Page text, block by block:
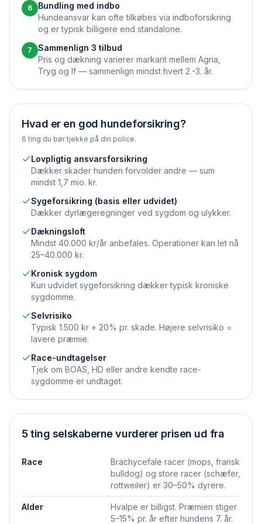
6
Bundling med indbo
Hundeansvar kan ofte tilkøbes via indbo­forsikring
og er typisk billigere end standalone.
7
Sammenlign 3 tilbud
Pris og dækning varierer markant mellem Agria,
Tryg og If — sammenlign mindst hvert 2.-3. år.
Hvad er en god hundeforsikring?
6 ting du bør tjekke på din police.
Lovpligtig ansvarsforsikring
Dækker skader hunden forvolder andre — sum
mindst 1,7 mio. kr.
Syge­forsikring (basis eller udvidet)
Dækker dyrlægeregninger ved sygdom og ulykker.
Dækningsloft
Mindst 40.000 kr/år anbefales. Operationer kan let nå
25–40.000 kr.
Kronisk sygdom
Kun udvidet syge­forsikring dækker typisk kroniske
sygdomme.
Selvrisiko
Typisk 1.500 kr + 20% pr. skade. Højere selvrisiko =
lavere præmie.
Race-undtagelser
Tjek om BOAS, HD eller andre kendte race-
sygdomme er undtaget.
5 ting selskaberne vurderer prisen ud fra
Race
Brachycefale racer (mops, fransk
bulldog) og store racer (schæfer,
rottweiler) er 30–50% dyrere.
Alder
Hvalpe er billigst. Præmien stiger
5–15% pr. år efter hundens 7. år.